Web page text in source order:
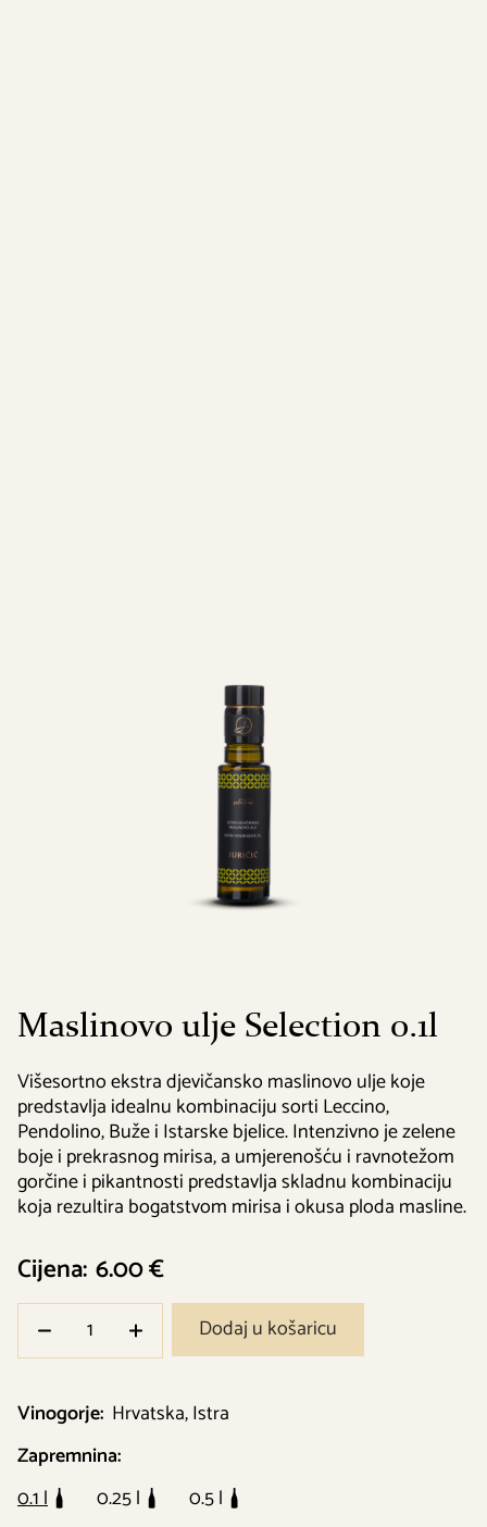
Maslinovo ulje Selection 0.1l
Višesortno ekstra djevičansko maslinovo ulje koje
predstavlja idealnu kombinaciju sorti Leccino,
Pendolino, Buže i Istarske bjelice. Intenzivno je zelene
boje i prekrasnog mirisa, a umjerenošću i ravnotežom
gorčine i pikantnosti predstavlja skladnu kombinaciju
koja rezultira bogatstvom mirisa i okusa ploda masline.
Cijena: 6.00 €
Dodaj u košaricu
Vinogorje: Hrvatska, Istra
Zapremnina:
0.1 l
0.25 l 0.5 l